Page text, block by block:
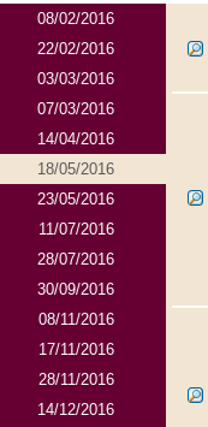
08/02/2016
22/02/2016
03/03/2016
07/03/2016
14/04/2016
18/05/2016
23/05/2016
11/07/2016
28/07/2016
30/09/2016
08/11/2016
17/11/2016
28/11/2016
14/12/2016